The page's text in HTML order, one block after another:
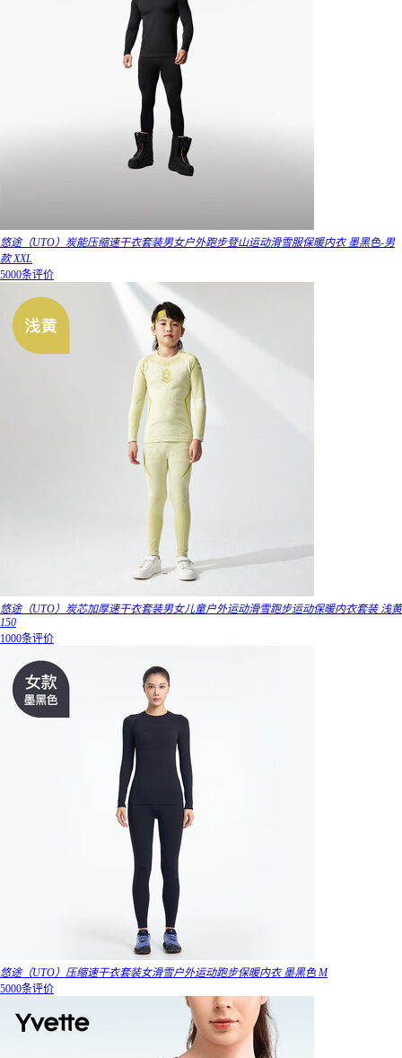
悠途（UTO）炭能压缩速干衣套装男女户外跑步登山运动滑雪服保暖内衣 墨黑色-男
款 XXL
5000条评价
悠途（UTO）炭芯加厚速干衣套装男女儿童户外运动滑雪跑步运动保暖内衣套装 浅黄
150
1000条评价
悠途（UTO）压缩速干衣套装女滑雪户外运动跑步保暖内衣 墨黑色 M
5000条评价